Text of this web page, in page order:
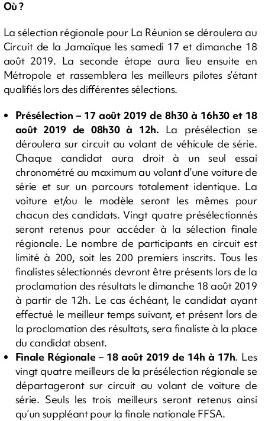
Où ?
La sélection régionale pour La Réunion se déroulera au
Circuit de la Jamaïque les samedi 17 et dimanche 18
août 2019. La seconde étape aura lieu ensuite en
Métropole et rassemblera les meilleurs pilotes s’étant
qualifiés lors des différentes sélections.
Présélection – 17 août 2019 de 8h30 à 16h30 et 18
août 2019 de 08h30 à 12h. La présélection se
déroulera sur circuit au volant de véhicule de série.
Chaque candidat aura droit à un seul essai
chronométré au maximum au volant d’une voiture de
série et sur un parcours totalement identique. La
voiture et/ou le modèle seront les mêmes pour
chacun des candidats. Vingt quatre présélectionnés
seront retenus pour accéder à la sélection finale
régionale. Le nombre de participants en circuit est
limité à 200, soit les 200 premiers inscrits. Tous les
finalistes sélectionnés devront être présents lors de la
proclamation des résultats le dimanche 18 août 2019
à partir de 12h. Le cas échéant, le candidat ayant
effectué le meilleur temps suivant, et présent lors de
la proclamation des résultats, sera finaliste à la place
du candidat absent.
Finale Régionale – 18 août 2019 de 14h à 17h. Les
vingt quatre meilleurs de la présélection régionale se
départageront sur circuit au volant de voiture de
série. Seuls les trois meilleurs seront retenus ainsi
qu’un suppléant pour la finale nationale FFSA.